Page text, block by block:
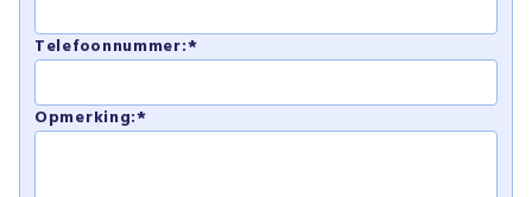
Telefoonnummer:*
Opmerking:*